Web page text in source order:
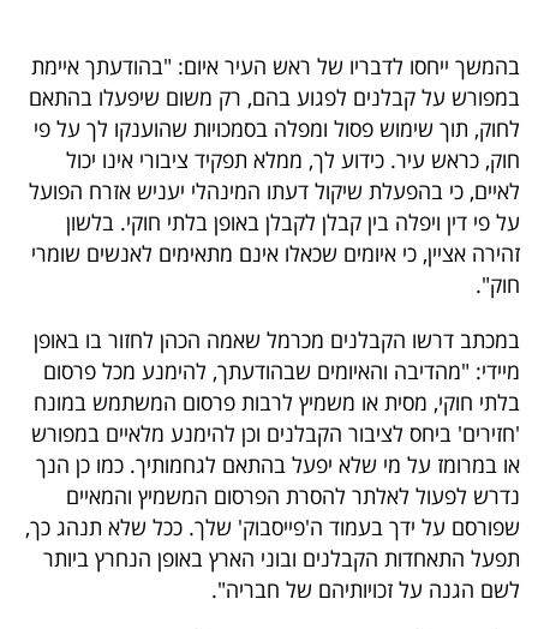
בהמשך ייחסו לדבריו של ראש העיר איום: "בהודעתך איימת
במפורש על קבלנים לפגוע בהם, רק משום שיפעלו בהתאם
לחוק, תוך שימוש פסול ומפלה בסמכויות שהוענקו לך על פי
חוק, כראש עיר. כידוע לך, ממלא תפקיד ציבורי אינו יכול
לאיים, כי בהפעלת שיקול דעתו המינהלי יעניש אזרח הפועל
על פי דין ויפלה בין קבלן לקבלן באופן בלתי חוקי. בלשון
זהירה אציין, כי איומים שכאלו אינם מתאימים לאנשים שומרי
חוק".
במכתב דרשו הקבלנים מכרמל שאמה הכהן לחזור בו באופן
מיידי: "מהדיבה והאיומים שבהודעתך, להימנע מכל פרסום
בלתי חוקי, מסית או משמיץ לרבות פרסום המשתמש במונח
'חזירים' ביחס לציבור הקבלנים וכן להימנע מלאיים במפורש
או במרומז על מי שלא יפעל בהתאם לגחמותיך. כמו כן הנך
נדרש לפעול לאלתר להסרת הפרסום המשמיץ והמאיים
שפורסם על ידך בעמוד ה'פייסבוק' שלך. ככל שלא תנהג כך,
תפעל התאחדות הקבלנים ובוני הארץ באופן הנחרץ ביותר
לשם הגנה על זכויותיהם של חבריה".